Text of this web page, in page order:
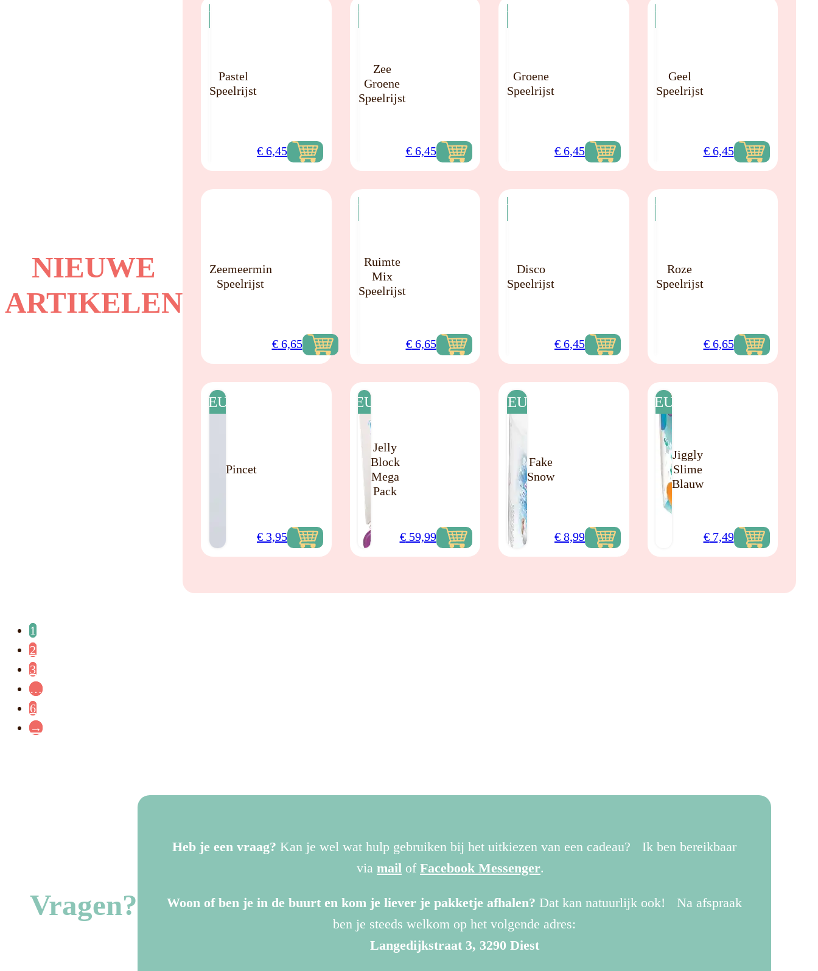
NIEUWE
ARTIKELEN
NIEUW
Pastel
Speelrijst
€ 6,45
NIEUW
Zee
Groene
Speelrijst
€6,45
NIEUW
Groene
Speelrijst
€ 6,45
NIEUW
Geel
Speelrijst
€6,45
Zeemeermin
Speelrijst
€6,65
NIEUW
Ruimte
Mix
Speelrijst
€6,65
NIEUW
Disco
Speelrijst
€ 6,45
NIEUW
Roze
Speelrijst
€6,65
NIEUW
Pincet
€ 3,95
NIEUW
Jelly
Block
Mega
Pack
€59,99
NIEUW
Fake
Snow
€ 8,99
NIEUW
Jiggly
Slime
Blauw
€7,49
1
2
3
…
6
→
Vragen?
Heb je een vraag? Kan je wel wat hulp gebruiken bij het uitkiezen van een cadeau? Ik ben bereikbaar
via mail of Facebook Messenger.
Woon of ben je in de buurt en kom je liever je pakketje afhalen? Dat kan natuurlijk ook! Na afspraak
ben je steeds welkom op het volgende adres:
Langedijkstraat 3, 3290 Diest